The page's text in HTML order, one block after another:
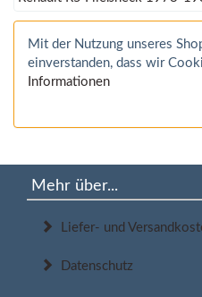
Mit der Nutzung unseres
einverstanden, dass wir
Informationen
Mehr über...
Liefer- und
Datenschutz